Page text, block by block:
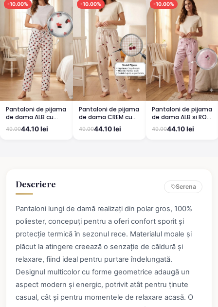
-10.00%
Pantaloni de pijama
de dama ALB cu
buburuze
49.0044.10 lei
-10.00%
Pantaloni de pijama
de dama CREM cu
CIRESE
49.0044.10 lei
-10.00%
Pantaloni de pijama
de dama ALB si ROZ
cu cirese
49.0044.10 lei
Descriere Serena
Pantaloni lungi de damă realizați din polar gros, 100%
poliester, concepuți pentru a oferi confort sporit și
protecție termică în sezonul rece. Materialul moale și
plăcut la atingere creează o senzație de căldură și
relaxare, fiind ideal pentru purtare îndelungată.
Designul multicolor cu forme geometrice adaugă un
aspect modern și energic, potrivit atât pentru ținute
casual, cât și pentru momentele de relaxare acasă. O